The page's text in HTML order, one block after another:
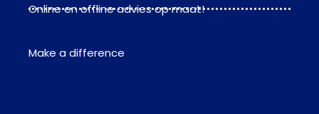
Online en offline advies op maat!
Make a difference